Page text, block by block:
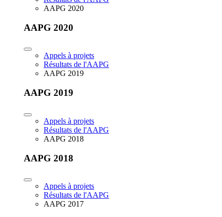
AAPG 2020
AAPG 2020
Appels à projets
Résultats de l'AAPG
AAPG 2019
AAPG 2019
Appels à projets
Résultats de l'AAPG
AAPG 2018
AAPG 2018
Appels à projets
Résultats de l'AAPG
AAPG 2017